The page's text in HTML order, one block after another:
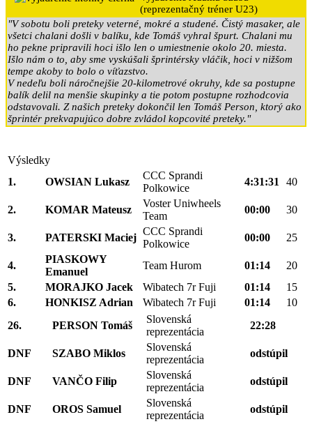
(reprezentačný tréner U23)
"V sobotu boli preteky veterné, mokré a studené. Čistý masaker, ale
všetci chalani došli v balíku, kde Tomáš vyhral špurt. Chalani mu
ho pekne pripravili hoci išlo len o umiestnenie okolo 20. miesta.
Išlo nám o to, aby sme vyskúšali šprintérsky vláčik, hoci v nižšom
tempe akoby to bolo o víťazstvo.
V nedeľu boli náročnejšie 20-kilometrové okruhy, kde sa postupne
balík delil na menšie skupinky a tie potom postupne rozhodcovia
odstavovali. Z našich preteky dokončil len Tomáš Person, ktorý ako
šprintér prekvapujúco dobre zvládol kopcovité preteky."
Výsledky
1.
OWSIAN Lukasz
CCC Sprandi
Polkowice
4:31:31 40
2. KOMAR Mateusz
Voster Uniwheels
Team
00:00 30
3. PATERSKI Maciej
CCC Sprandi
Polkowice
00:00 25
4.
PIASKOWY
Emanuel
Team Hurom 01:14
20
5.
MORAJKO Jacek Wibatech 7r Fuji 01:14
15
6.
HONKISZ Adrian Wibatech 7r Fuji 01:14
10
26.
PERSON Tomáš
Slovenská
reprezentácia
22:28
DNF SZABO Miklos
Slovenská
reprezentácia
odstúpil
DNF VANČO Filip
Slovenská
reprezentácia
odstúpil
DNF OROS Samuel
Slovenská
reprezentácia
odstúpil